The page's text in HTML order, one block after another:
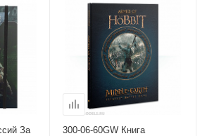
За
300-06-60GW Книга